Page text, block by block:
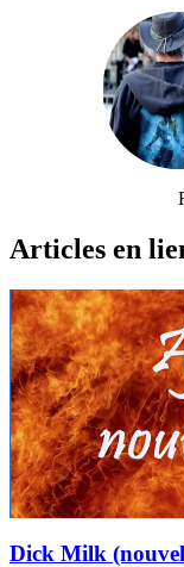
Articles en
Dick Milk